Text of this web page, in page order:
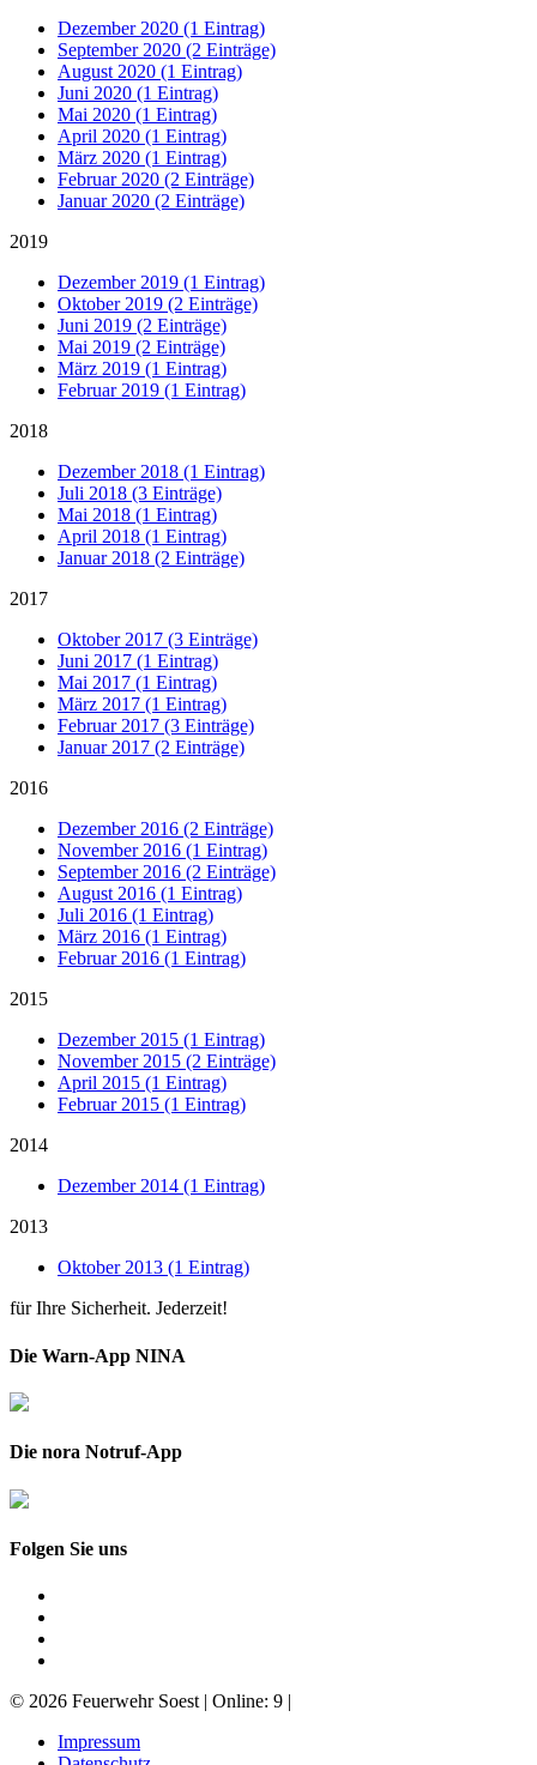
Dezember 2020 (1 Eintrag)
September 2020 (2 Einträge)
August 2020 (1 Eintrag)
Juni 2020 (1 Eintrag)
Mai 2020 (1 Eintrag)
April 2020 (1 Eintrag)
März 2020 (1 Eintrag)
Februar 2020 (2 Einträge)
Januar 2020 (2 Einträge)
2019
Dezember 2019 (1 Eintrag)
Oktober 2019 (2 Einträge)
Juni 2019 (2 Einträge)
Mai 2019 (2 Einträge)
März 2019 (1 Eintrag)
Februar 2019 (1 Eintrag)
2018
Dezember 2018 (1 Eintrag)
Juli 2018 (3 Einträge)
Mai 2018 (1 Eintrag)
April 2018 (1 Eintrag)
Januar 2018 (2 Einträge)
2017
Oktober 2017 (3 Einträge)
Juni 2017 (1 Eintrag)
Mai 2017 (1 Eintrag)
März 2017 (1 Eintrag)
Februar 2017 (3 Einträge)
Januar 2017 (2 Einträge)
2016
Dezember 2016 (2 Einträge)
November 2016 (1 Eintrag)
September 2016 (2 Einträge)
August 2016 (1 Eintrag)
Juli 2016 (1 Eintrag)
März 2016 (1 Eintrag)
Februar 2016 (1 Eintrag)
2015
Dezember 2015 (1 Eintrag)
November 2015 (2 Einträge)
April 2015 (1 Eintrag)
Februar 2015 (1 Eintrag)
2014
Dezember 2014 (1 Eintrag)
2013
Oktober 2013 (1 Eintrag)
für Ihre Sicherheit. Jederzeit!
Die Warn-App NINA
Die nora Notruf-App
Folgen Sie uns
© 2026 Feuerwehr Soest | Online: 9 |
Impressum